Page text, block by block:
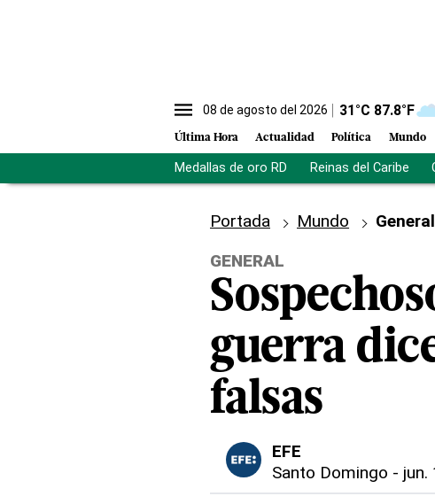
08 de agosto del 2026 31°C 87.8°F
Última Hora Actualidad Política Mundo
Medallas de oro RD Reinas del Caribe
Portada Mundo
General
GENERAL
guerra
falsas
EFE
Santo Domingo - jun.